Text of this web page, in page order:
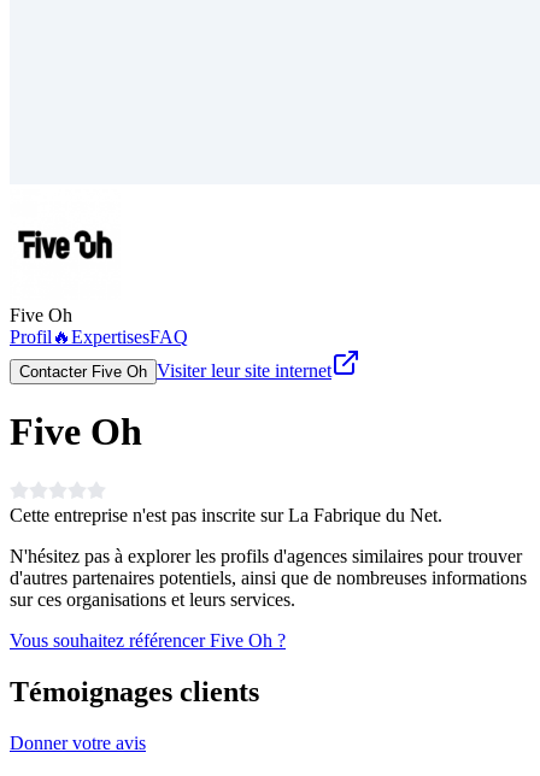
Five Oh
Profil 🔥ExpertisesFAQ
Contacter Five Oh Visiter leur site internet
Five Oh
Cette entreprise n'est pas inscrite sur La Fabrique du Net.
N'hésitez pas à explorer les profils d'agences similaires pour trouver
d'autres partenaires potentiels, ainsi que de nombreuses informations
sur ces organisations et leurs services.
Vous souhaitez référencer Five Oh ?
Témoignages clients
Donner votre avis